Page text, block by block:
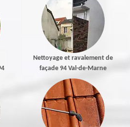
Nettoyage et ravalement de
façade 94 Val-de-Marne